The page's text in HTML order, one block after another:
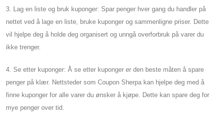
3. Lag en liste og bruk kuponger: Spar penger hver gang du handler på
nettet ved å lage en liste, bruke kuponger og sammenligne priser. Dette
vil hjelpe deg å holde deg organisert og unngå overforbruk på varer du
ikke trenger.
4. Se etter kuponger: Å se etter kuponger er den beste måten å spare
penger på klær. Nettsteder som Coupon Sherpa kan hjelpe deg med å
finne kuponger for alle varer du ønsker å kjøpe. Dette kan spare deg for
mye penger over tid.